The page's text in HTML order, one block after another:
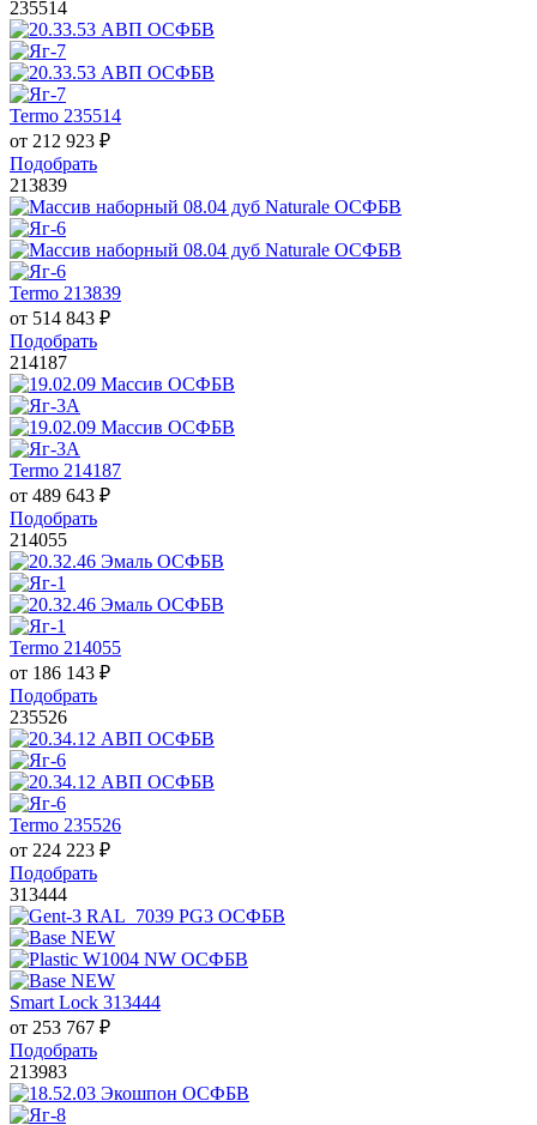
235514
Termo 235514
от 212 923 ₽
Подобрать
213839
Termo 213839
от 514 843 ₽
Подобрать
214187
Termo 214187
от 489 643 ₽
Подобрать
214055
Termo 214055
от 186 143 ₽
Подобрать
235526
Termo 235526
от 224 223 ₽
Подобрать
313444
Smart Lock 313444
от 253 767 ₽
Подобрать
213983